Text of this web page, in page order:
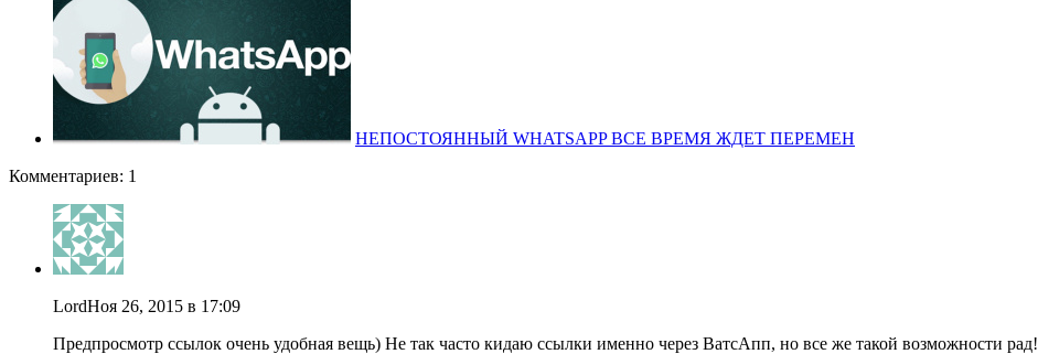
НЕПОСТОЯННЫЙ WHATSAPP ВСЕ ВРЕМЯ ЖДЕТ ПЕРЕМЕН
Комментариев: 1
LordНоя 26, 2015 в 17:09
Предпросмотр ссылок очень удобная вещь) Не так часто кидаю ссылки именно через ВатсАпп, но все же такой возможности рад!